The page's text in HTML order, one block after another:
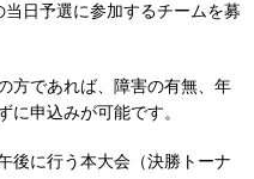
当日予選に参加するチームを募
方であれば、障害の有無、年
に申込みが可能です。
後に行う本大会（決勝トーナ